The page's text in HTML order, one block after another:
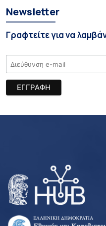
Newsletter
Γραφτείτε για να